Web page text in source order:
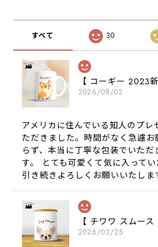
すべて 30
2026/08/02
アメリカに住んでいる知人のプレ
ただきました。時間がなく急遽お
らず、本当に丁寧な包装でいただ
す。 とても可愛くて気に入って
引き続きよろしくお願いいたしま
2026/03/25